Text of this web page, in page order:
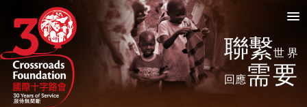
聯繫世界
回應需要